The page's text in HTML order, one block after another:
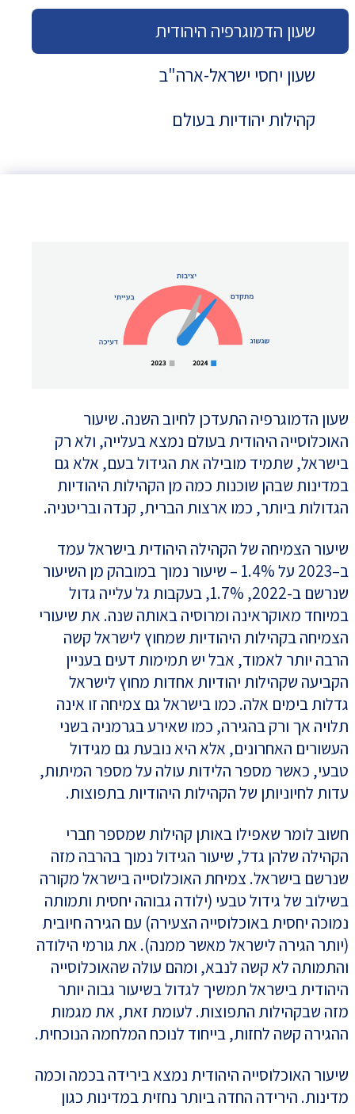
שעון הדמוגרפיה היהודית
שעון יחסי ישראל-ארה"ב
קהילות יהודיות בעולם
שעון הדמוגרפיה התעדכן לחיוב השנה. שיעור
האוכלוסייה היהודית בעולם נמצא בעלייה, ולא רק
בישראל, שתמיד מובילה את הגידול בעם, אלא גם
במדינות שבהן שוכנות כמה מן הקהילות היהודיות
הגדולות ביותר, כמו ארצות הברית, קנדה ובריטניה.
שיעור הצמיחה של הקהילה היהודית בישראל עמד
ב–2023 על 1.4% – שיעור נמוך במובהק מן השיעור
שנרשם ב-2022, 1.7%, בעקבות גל עלייה גדול
במיוחד מאוקראינה ומרוסיה באותה שנה. את שיעורי
הצמיחה בקהילות היהודיות שמחוץ לישראל קשה
הרבה יותר לאמוד, אבל יש תמימות דעים בעניין
הקביעה שקהילות יהודיות אחדות מחוץ לישראל
גדלות בימים אלה. כמו בישראל גם צמיחה זו אינה
תלויה אך ורק בהגירה, כמו שאירע בגרמניה בשני
העשורים האחרונים, אלא היא נובעת גם מגידול
טבעי, כאשר מספר הלידות עולה על מספר המיתות,
עדות לחיוניותן של הקהילות היהודיות בתפוצות.
חשוב לומר שאפילו באותן קהילות שמספר חברי
הקהילה שלהן גדל, שיעור הגידול נמוך בהרבה מזה
שנרשם בישראל. צמיחת האוכלוסייה בישראל מקורה
בשילוב של גידול טבעי (ילודה גבוהה יחסית ותמותה
נמוכה יחסית באוכלוסייה הצעירה) עם הגירה חיובית
(יותר הגירה לישראל מאשר ממנה). את גורמי הילודה
והתמותה לא קשה לנבא, ומהם עולה שהאוכלוסייה
היהודית בישראל תמשיך לגדול בשיעור גבוה יותר
מזה שבקהילות התפוצות. לעומת זאת, את מגמות
ההגירה קשה לחזות, בייחוד לנוכח המלחמה הנוכחית.
שיעור האוכלוסייה היהודית נמצא בירידה בכמה וכמה
מדינות. הירידה החדה ביותר נחזית במדינות כגון